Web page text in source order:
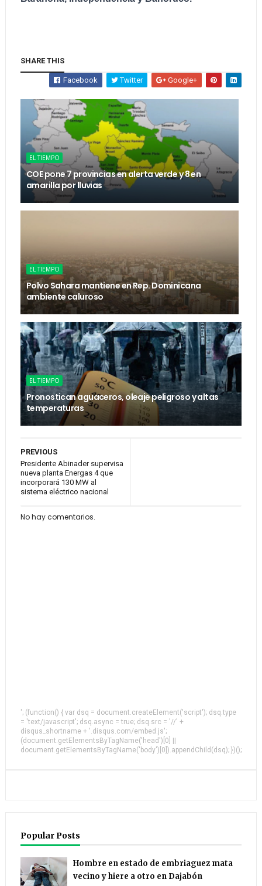
SHARE THIS
Facebook Twitter Google+
EL TIEMPO
COE pone 7 provincias en alerta verde y 8 en
amarilla por lluvias
EL TIEMPO
Polvo Sahara mantiene en Rep. Dominicana
ambiente caluroso
EL TIEMPO
Pronostican aguaceros, oleaje peligroso y altas
temperaturas
PREVIOUS
Presidente Abinader supervisa
nueva planta Energas 4 que
incorporará 130 MW al
sistema eléctrico nacional
No hay comentarios.
'; (function() { var dsq = document.createElement('script'); dsq.type
= 'text/javascript'; dsq.async = true; dsq.src = '//' +
disqus_shortname + '.disqus.com/embed.js';
(document.getElementsByTagName('head')[0] ||
document.getElementsByTagName('body')[0]).appendChild(dsq); })();
Popular Posts
Hombre en estado de embriaguez mata
vecino y hiere a otro en Dajabón